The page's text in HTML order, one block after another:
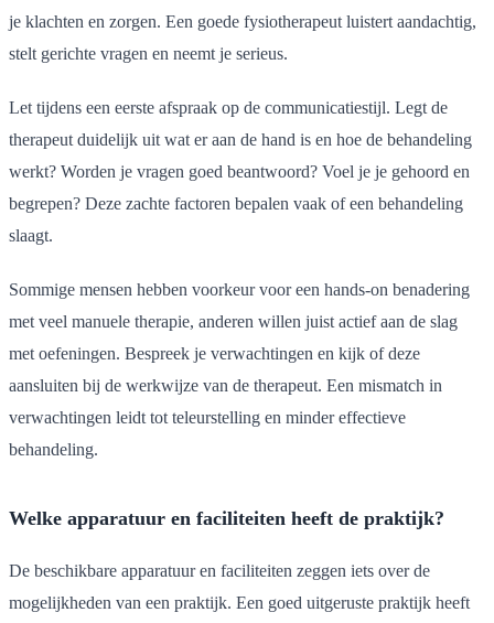
je klachten en zorgen. Een goede fysiotherapeut luistert aandachtig,
stelt gerichte vragen en neemt je serieus.
Let tijdens een eerste afspraak op de communicatiestijl. Legt de
therapeut duidelijk uit wat er aan de hand is en hoe de behandeling
werkt? Worden je vragen goed beantwoord? Voel je je gehoord en
begrepen? Deze zachte factoren bepalen vaak of een behandeling
slaagt.
Sommige mensen hebben voorkeur voor een hands-on benadering
met veel manuele therapie, anderen willen juist actief aan de slag
met oefeningen. Bespreek je verwachtingen en kijk of deze
aansluiten bij de werkwijze van de therapeut. Een mismatch in
verwachtingen leidt tot teleurstelling en minder effectieve
behandeling.
Welke apparatuur en faciliteiten heeft de praktijk?
De beschikbare apparatuur en faciliteiten zeggen iets over de
mogelijkheden van een praktijk. Een goed uitgeruste praktijk heeft